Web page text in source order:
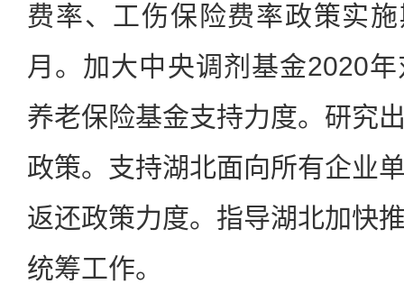
费率、工伤保险费率政策实
月。加大中央调剂基金2020
养老保险基金支持力度。研究
政策。支持湖北面向所有企业
返还政策力度。指导湖北加快
统筹工作。